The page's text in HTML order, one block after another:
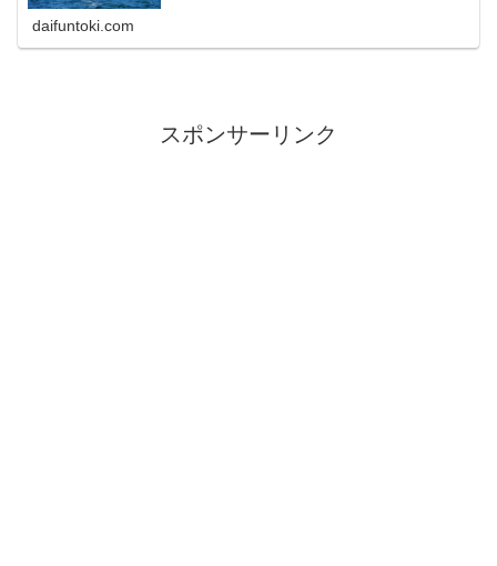
daifuntoki.com
スポンサーリンク